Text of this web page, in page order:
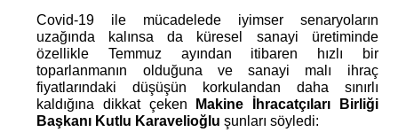
Covid-19 ile mücadelede iyimser senaryoların
uzağında kalınsa da küresel sanayi üretiminde
özellikle Temmuz ayından itibaren hızlı bir
toparlanmanın olduğuna ve sanayi malı ihraç
fiyatlarındaki düşüşün korkulandan daha sınırlı
kaldığına dikkat çeken
Makine İhracatçıları Birliği
Başkanı Kutlu Karavelioğlu şunları söyledi: